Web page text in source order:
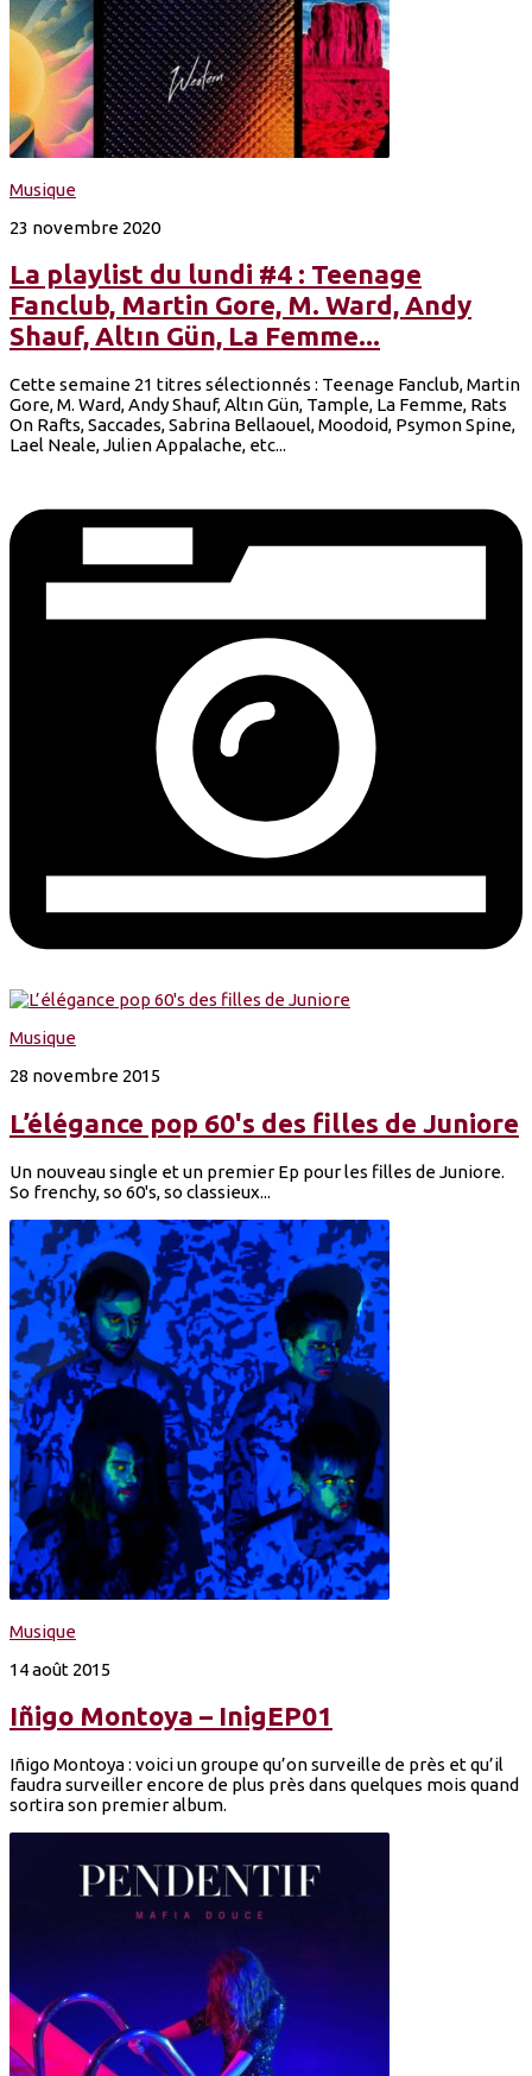
Musique
23 novembre 2020
La playlist du lundi #4 : Teenage
Fanclub, Martin Gore, M. Ward, Andy
Shauf, Altın Gün, La Femme...
Cette semaine 21 titres sélectionnés : Teenage Fanclub, Martin
Gore, M. Ward, Andy Shauf, Altın Gün, Tample, La Femme, Rats
On Rafts, Saccades, Sabrina Bellaouel, Moodoid, Psymon Spine,
Lael Neale, Julien Appalache, etc...
Musique
28 novembre 2015
L’élégance pop 60's des filles de Juniore
Un nouveau single et un premier Ep pour les filles de Juniore.
So frenchy, so 60's, so classieux...
Musique
14 août 2015
Iñigo Montoya – InigEP01
Iñigo Montoya : voici un groupe qu’on surveille de près et qu’il
faudra surveiller encore de plus près dans quelques mois quand
sortira son premier album.